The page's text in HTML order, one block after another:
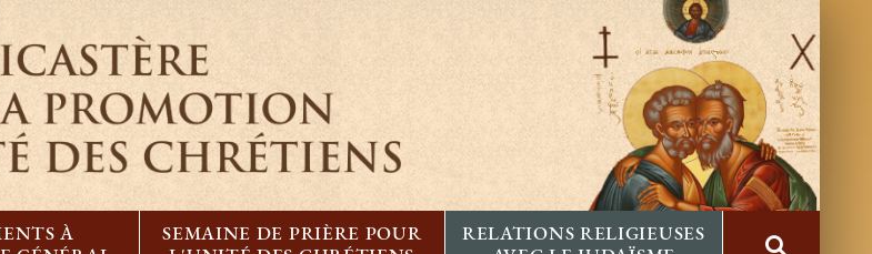
À
SEMAINE DE PRIÈRE POUR
RELATIONS RELIGIEUSES